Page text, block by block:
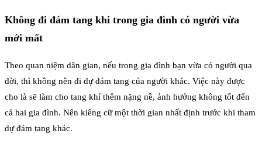
Không đi đám tang khi trong gia đình có người vừa
mới mất
Theo quan niệm dân gian, nếu trong gia đình bạn vừa có người qua
đời, thì không nên đi dự đám tang của người khác. Việc này được
cho là sẽ làm cho tang khí thêm nặng nề, ảnh hưởng không tốt đến
cả hai gia đình. Nên kiêng cữ một thời gian nhất định trước khi tham
dự đám tang khác.